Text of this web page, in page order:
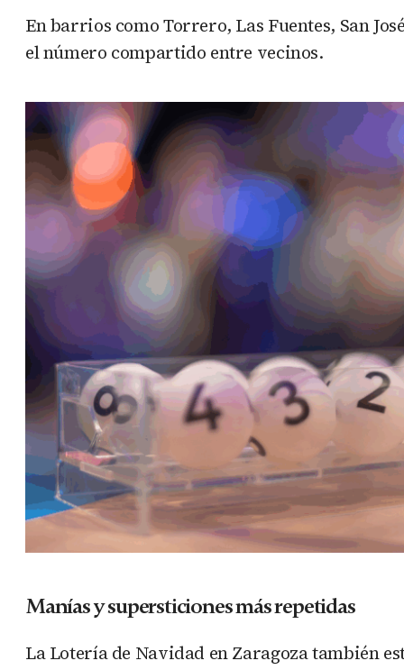
En barrios como Torrero, Las Fuentes, San
el número compartido entre vecinos.
Manías y supersticiones más repetidas
La Lotería de Navidad en Zaragoza también